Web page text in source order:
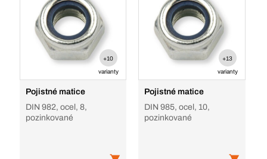
+10
varianty
Pojistné matice
DIN 982, ocel, 8,
pozinkované
+13
varianty
Pojistné matice
DIN 985, ocel, 10,
pozinkované